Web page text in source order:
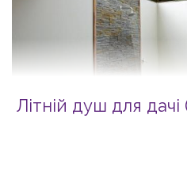
Літній душ для